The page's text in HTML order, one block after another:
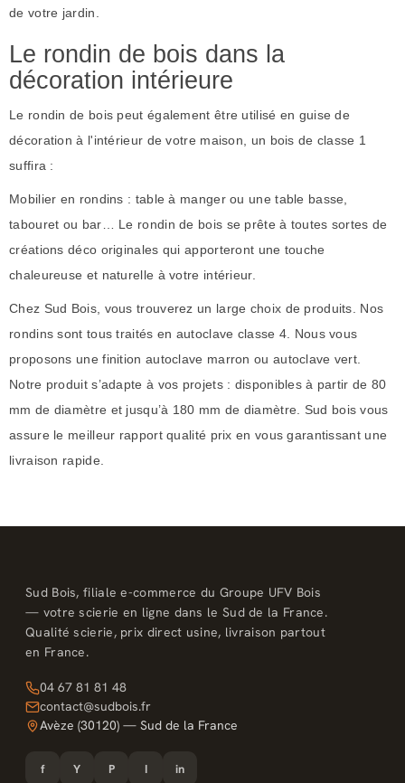
de votre jardin.
Le rondin de bois dans la
décoration intérieure
Le rondin de bois peut également être utilisé en guise de
décoration à l'intérieur de votre maison, un bois de classe 1
suffira :
Mobilier en rondins : table à manger ou une table basse,
tabouret ou bar… Le rondin de bois se prête à toutes sortes de
créations déco originales qui apporteront une touche
chaleureuse et naturelle à votre intérieur.
Chez Sud Bois, vous trouverez un large choix de produits. Nos
rondins sont tous traités en autoclave classe 4. Nous vous
proposons une finition autoclave marron ou autoclave vert.
Notre produit s’adapte à vos projets : disponibles à partir de 80
mm de diamètre et jusqu’à 180 mm de diamètre. Sud bois vous
assure le meilleur rapport qualité prix en vous garantissant une
livraison rapide.
Sud Bois, filiale e-commerce du Groupe UFV Bois
— votre scierie en ligne dans le Sud de la France.
Qualité scierie, prix direct usine, livraison partout
en France.
04 67 81 81 48
contact@sudbois.fr
Avèze (30120) — Sud de la France
f Y P I in